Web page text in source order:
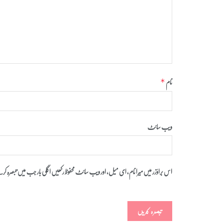
نام*
ویب‌ سائٹ
اس براؤزر میں میرا نام، ای میل، اور ویب سائٹ محفوظ رکھیں اگلی بار جب میں